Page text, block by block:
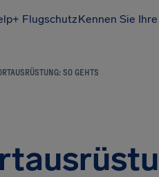
FlugschutzKennen Sie
SO GEHTS